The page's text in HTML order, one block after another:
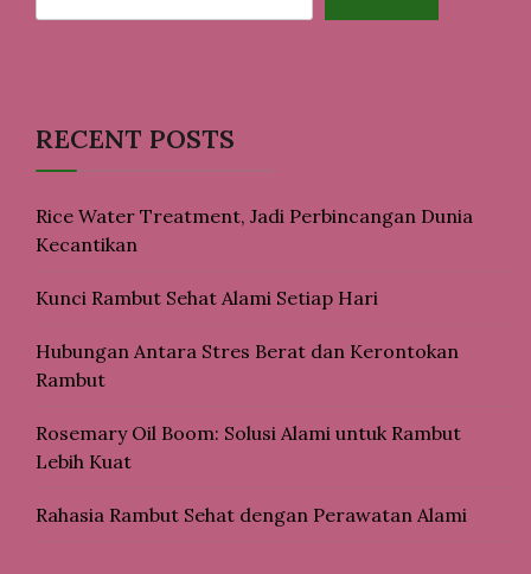
RECENT POSTS
Rice Water Treatment, Jadi Perbincangan Dunia
Kecantikan
Kunci Rambut Sehat Alami Setiap Hari
Hubungan Antara Stres Berat dan Kerontokan
Rambut
Rosemary Oil Boom: Solusi Alami untuk Rambut
Lebih Kuat
Rahasia Rambut Sehat dengan Perawatan Alami